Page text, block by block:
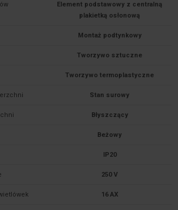
Element podstawowy z centralną
plakietką osłonową
Montaż podtynkowy
Tworzywo sztuczne
Tworzywo termoplastyczne
Stan surowy
Błyszczący
Beżowy
IP20
250 V
16 AX